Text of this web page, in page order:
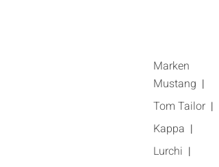
Marken
Mustang
Tom Tailor
Kappa
Lurchi